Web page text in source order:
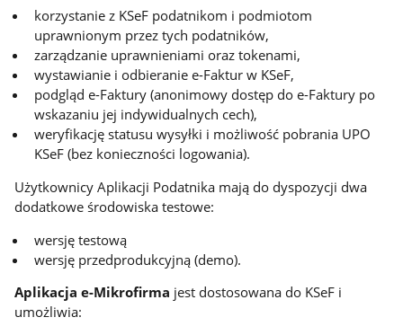
korzystanie z KSeF podatnikom i podmiotom
uprawnionym przez tych podatników,
zarządzanie uprawnieniami oraz tokenami,
wystawianie i odbieranie e-Faktur w KSeF,
podgląd e-Faktury (anonimowy dostęp do e-Faktury po
wskazaniu jej indywidualnych cech),
weryfikację statusu wysyłki i możliwość pobrania UPO
KSeF (bez konieczności logowania).
Użytkownicy Aplikacji Podatnika mają do dyspozycji dwa
dodatkowe środowiska testowe:
wersję testową
wersję przedprodukcyjną (demo).
Aplikacja e-Mikrofirma jest dostosowana do KSeF i
umożliwia: